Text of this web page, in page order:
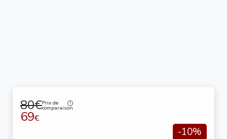
80€Prix de
comparaison
69€
-10%